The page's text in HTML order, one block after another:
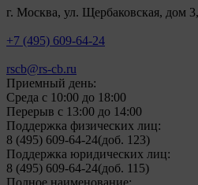
г. Москва, ул. Щербаковская, дом
+7 (495) 609-64-24
rscb@rs-cb.ru
Приемный день:
Среда с 10:00 до 18:00
Перерыв с 13:00 до 14:00
Поддержка физических лиц:
8 (495) 609-64-24(доб. 123)
Поддержка юридических лиц:
8 (495) 609-64-24(доб. 115)
Полное наименование: